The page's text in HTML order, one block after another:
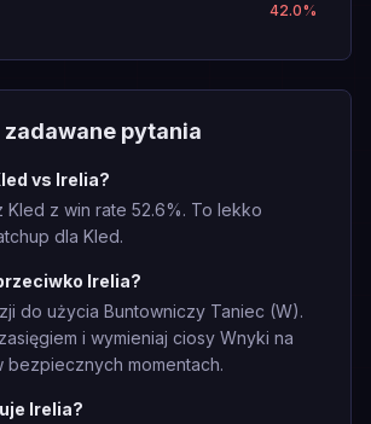
42.0%
pytania
vs Irelia?
Kled z win rate 52.6%. To lekko
dla Kled.
Irelia?
do użycia Buntowniczy Taniec (W).
i wymieniaj ciosy Wnyki na
bezpiecznych momentach.
Irelia?